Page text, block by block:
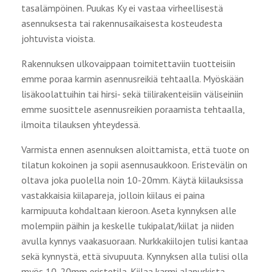
tasalämpöinen. Puukas Ky ei vastaa virheellisestä
asennuksesta tai rakennusaikaisesta kosteudesta
johtuvista vioista.
Rakennuksen ulkovaippaan toimitettaviin tuotteisiin
emme poraa karmin asennusreikiä tehtaalla. Myöskään
lisäkoolattuihin tai hirsi- sekä tiilirakenteisiin väliseiniin
emme suosittele asennusreikien poraamista tehtaalla,
ilmoita tilauksen yhteydessä.
Varmista ennen asennuksen aloittamista, että tuote on
tilatun kokoinen ja sopii asennusaukkoon. Eristevälin on
oltava joka puolella noin 10-20mm. Käytä kiilauksissa
vastakkaisia kiilapareja, jolloin kiilaus ei paina
karmipuuta kohdaltaan kieroon. Aseta kynnyksen alle
molempiin päihin ja keskelle tukipalat/kiilat ja niiden
avulla kynnys vaakasuoraan. Nurkkakiilojen tulisi kantaa
sekä kynnystä, että sivupuuta. Kynnyksen alla tulisi olla